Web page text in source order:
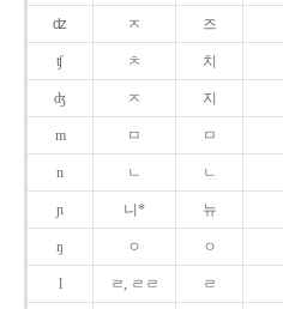
ʣ ㅈ 즈
ʧ ㅊ 치
ʤ ㅈ 지
m ㅁ ㅁ
n ㄴ ㄴ
ɲ 니* 뉴
ŋ ㅇ ㅇ
l ㄹ, ㄹㄹ ㄹ